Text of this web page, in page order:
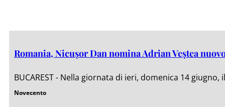
Romania, Nicușor Dan nomina Adrian Veștea
BUCAREST - Nella giornata di ieri, domenica 14
Novecento